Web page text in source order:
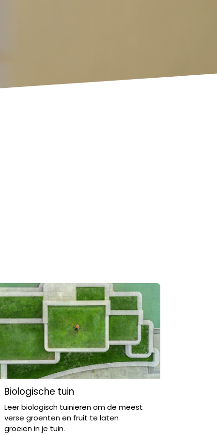
Biologische tuin
Leer biologisch tuinieren om de meest
verse groenten en fruit te laten
groeien in je tuin.